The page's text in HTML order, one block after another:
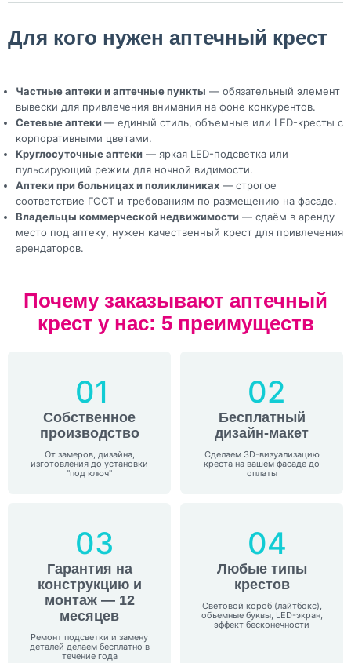
Для кого нужен аптечный крест
Частные аптеки и аптечные пункты — обязательный элемент
вывески для привлечения внимания на фоне конкурентов.
Сетевые аптеки— единый стиль, объемные или LED-кресты с
корпоративными цветами.
Круглосуточные аптеки — яркая LED-подсветка или
пульсирующий режим для ночной видимости.
Аптеки при больницах и поликлиниках — строгое
соответствие ГОСТ и требованиям по размещению на фасаде.
Владельцы коммерческой недвижимости — сдаём в аренду
место под аптеку, нужен качественный крест для привлечения
арендаторов.
Почему заказывают аптечный
крест у нас: 5 преимуществ
01
Собственное
производство
От замеров, дизайна,
изготовления до установки
"под ключ"
02
Бесплатный
дизайн-макет
Сделаем 3D-визуализацию
креста на вашем фасаде до
оплаты
03
Гарантия на
конструкцию и
монтаж — 12
месяцев
Ремонт подсветки и замену
деталей делаем бесплатно в
течение года
04
Любые типы
крестов
Световой короб (лайтбокс),
объемные буквы, LED-экран,
эффект бесконечности